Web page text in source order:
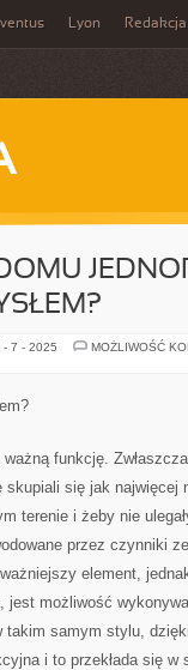
Lyon Redakcja
- 7 - 2025
MOŻLIWOŚĆ
funkcję.
się jak najwięcej
terenie i żeby nie
przez czynniki
element,
jest możliwość
takim samym stylu,
i to przekłada się w